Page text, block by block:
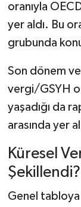
oranıyla
yer aldı. Bu
grubunda
Son dönem
vergi/GSYH
yaşadığı da
arasında yer
Küresel
Şekillendi?
Genel tabloya